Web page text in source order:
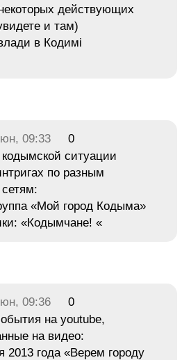
действующих
и там)
в Кодимі
09:33
0
ситуации
по разным
«Мой город Кодыма»
«Кодымчане! «
09:36
0
на youtube,
на видео:
2013 года «Верем городу